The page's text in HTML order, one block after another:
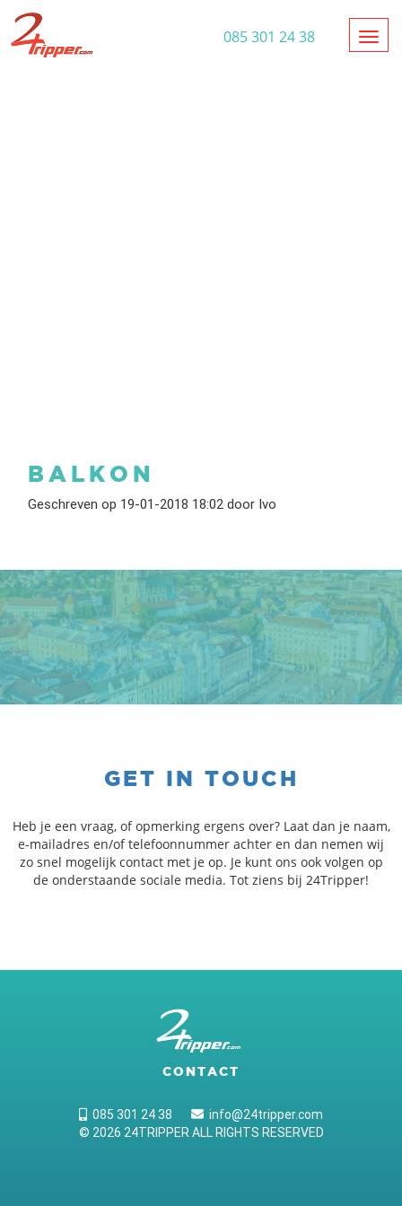
085 301 24 38
BALKON
Geschreven op 19-01-2018 18:02 door Ivo
GET IN TOUCH
Heb je een vraag, of opmerking ergens over? Laat dan je naam,
e-mailadres en/of telefoonnummer achter en dan nemen wij
zo snel mogelijk contact met je op. Je kunt ons ook volgen op
de onderstaande sociale media. Tot ziens bij 24Tripper!
CONTACT
085 301 24 38
info@24tripper.com
© 2026 24TRIPPER ALL RIGHTS RESERVED